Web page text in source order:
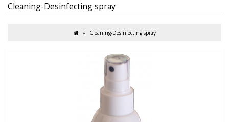
Cleaning-Desinfecting spray
Cleaning-Desinfecting spray